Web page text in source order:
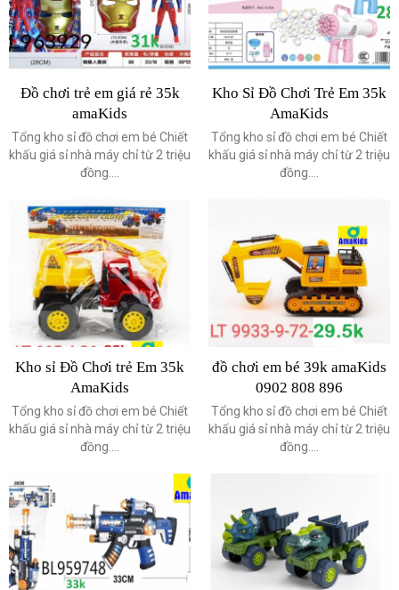
Đồ chơi trẻ em giá rẻ 35k
amaKids
Tổng kho sỉ đồ chơi em bé Chiết
khấu giá sỉ nhà máy chỉ từ 2 triệu
đồng....
Kho Sỉ Đồ Chơi Trẻ Em 35k
AmaKids
Tổng kho sỉ đồ chơi em bé Chiết
khấu giá sỉ nhà máy chỉ từ 2 triệu
đồng....
Kho sỉ Đồ Chơi trẻ Em 35k
AmaKids
Tổng kho sỉ đồ chơi em bé Chiết
khấu giá sỉ nhà máy chỉ từ 2 triệu
đồng....
đồ chơi em bé 39k amaKids
0902 808 896
Tổng kho sỉ đồ chơi em bé Chiết
khấu giá sỉ nhà máy chỉ từ 2 triệu
đồng....